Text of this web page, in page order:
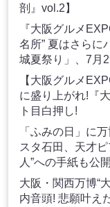
剖』vol.2】
『大阪グルメ
名所” 夏はさらに
城夏祭り」、7月
【大阪グルメ
に盛り上がれ!『
ト目白押し!
「ふみの日」に
スタ石田、天才
人”への手紙も公
大阪・関西万博“
内音頭! 悲願叶え